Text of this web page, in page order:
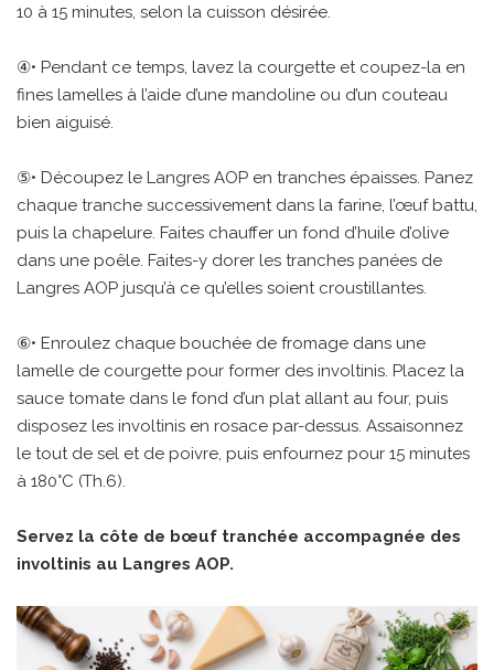
10 à 15 minutes, selon la cuisson désirée.
④• Pendant ce temps, lavez la courgette et coupez-la en
fines lamelles à l’aide d’une mandoline ou d’un couteau
bien aiguisé.
⑤• Découpez le Langres AOP en tranches épaisses. Panez
chaque tranche successivement dans la farine, l’œuf battu,
puis la chapelure. Faites chauffer un fond d’huile d’olive
dans une poêle. Faites-y dorer les tranches panées de
Langres AOP jusqu’à ce qu’elles soient croustillantes.
⑥• Enroulez chaque bouchée de fromage dans une
lamelle de courgette pour former des involtinis. Placez la
sauce tomate dans le fond d’un plat allant au four, puis
disposez les involtinis en rosace par-dessus. Assaisonnez
le tout de sel et de poivre, puis enfournez pour 15 minutes
à 180°C (Th.6).
Servez la côte de bœuf tranchée accompagnée des
involtinis au Langres AOP.